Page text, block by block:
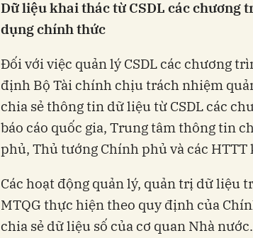
Dữ liệu khai thác từ CSDL các chương
dụng chính thức
Đối với việc quản lý CSDL các chương
định Bộ Tài chính chịu trách nhiệm
chia sẻ thông tin dữ liệu từ CSDL các
báo cáo quốc gia, Trung tâm thông tin
phủ, Thủ tướng Chính phủ và các HTTT
Các hoạt động quản lý, quản trị dữ liệu
MTQG thực hiện theo quy định của
chia sẻ dữ liệu số của cơ quan Nhà nước.